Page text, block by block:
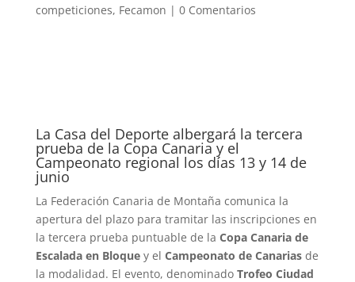
competiciones, Fecamon | 0 Comentarios
La Casa del Deporte albergará la tercera
prueba de la Copa Canaria y el
Campeonato regional los días 13 y 14 de
junio
La Federación Canaria de Montaña comunica la
apertura del plazo para tramitar las inscripciones en
la tercera prueba puntuable de la Copa Canaria de
Escalada en Bloquey el Campeonato de Canariasde
la modalidad. El evento, denominado Trofeo Ciudad